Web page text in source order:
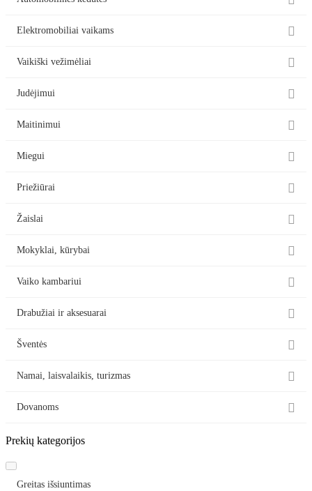
Elektromobiliai vaikams 
Vaikiški vežimėliai 
Judėjimui 
Maitinimui 
Miegui 
Priežiūrai 
Žaislai 
Mokyklai, kūrybai 
Vaiko kambariui 
Drabužiai ir aksesuarai 
Šventės 
Namai, laisvalaikis, turizmas 
Dovanoms 
Prekių kategorijos
Greitas išsiuntimas